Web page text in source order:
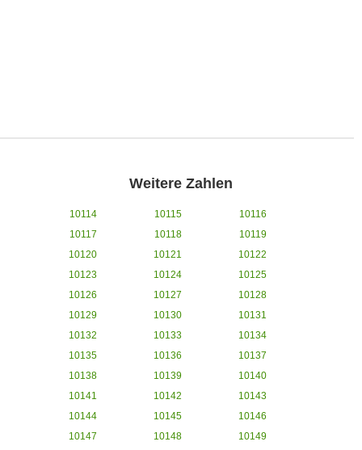
Weitere Zahlen
10114 10115
10116
10117
10118
10119
10120
10121
10122
10123
10124
10125
10126
10127
10128
10129
10130
10131
10132
10133
10134
10135
10136
10137
10138
10139
10140
10141
10142
10143
10144
10145
10146
10147
10148
10149